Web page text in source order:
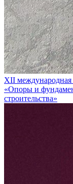
XII международная
«Опоры и
строительства»